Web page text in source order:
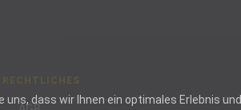
uns, dass wir Ihnen ein optimales Erlebnis